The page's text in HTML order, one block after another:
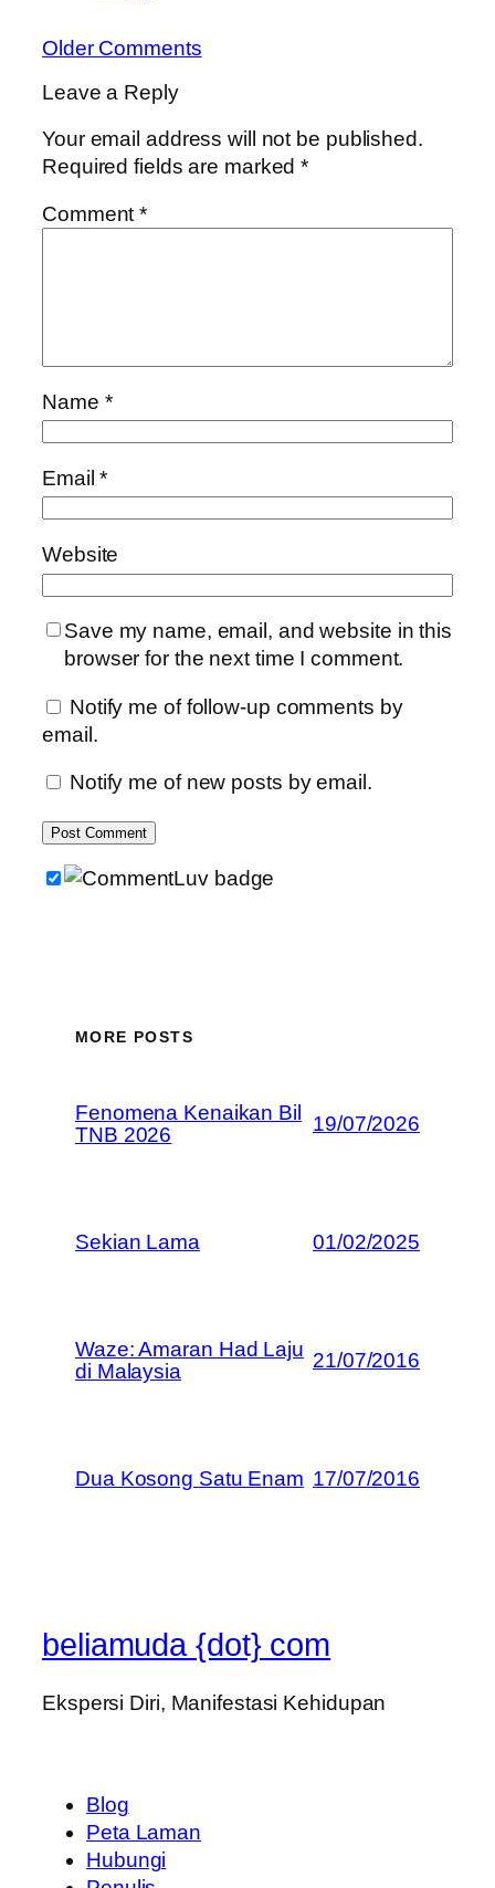
Older Comments
Leave a Reply
Your email address will not be published.
Required fields are marked*
Comment*
Name *
Email*
Website
Save my name, email, and website in this
browser for the next time I comment.
Notify me of follow-up comments by
email.
Notify me of new posts by email.
MORE POSTS
Fenomena Kenaikan Bil
TNB 2026
19/07/2026
Sekian Lama 01/02/2025
Waze: Amaran Had Laju
di Malaysia
21/07/2016
Dua Kosong Satu Enam 17/07/2016
beliamuda {dot} com
Ekspersi Diri, Manifestasi Kehidupan
Blog
Peta Laman
Hubungi